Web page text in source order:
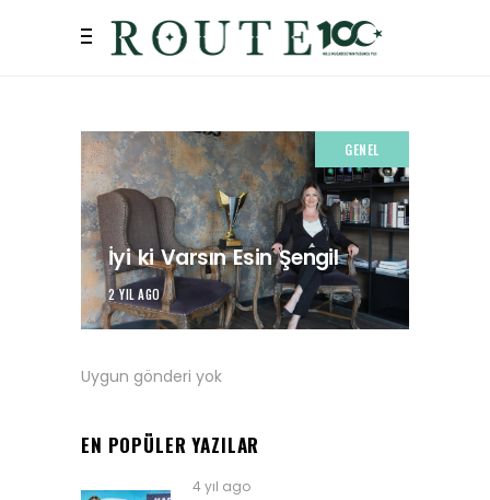
GENEL
İyi ki Varsın Esin Şengil
2 YIL AGO
Uygun gönderi yok
EN POPÜLER YAZILAR
4 yıl ago